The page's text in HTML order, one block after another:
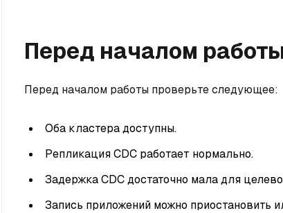
размера Milvus
Перед началом
Перед началом работы проверьте следующее:
Оба кластера доступны.
Репликация CDC работает нормально.
Задержка CDC достаточно мала для
Запись приложений можно приостановить